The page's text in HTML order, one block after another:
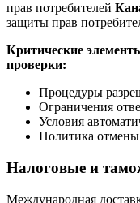
прав потребителей
защиты прав
Критические
проверки:
Процедуры
Ограничения
Условия
Политика отмены
Налоговые и
Международная